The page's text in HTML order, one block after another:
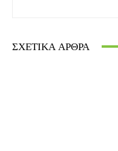
ΣΧΕΤΙΚΆ ΆΡΘΡΑ